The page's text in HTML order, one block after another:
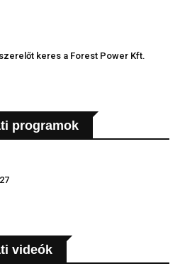
keres a Forest Power Kft.
programok
videók